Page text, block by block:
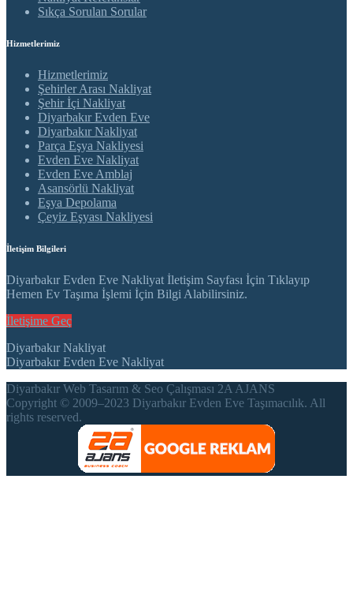
Sıkça Sorulan Sorular
Hizmetlerimiz
Hizmetlerimiz
Şehirler Arası Nakliyat
Şehir İçi Nakliyat
Diyarbakır Evden Eve
Diyarbakır Nakliyat
Parça Eşya Nakliyesi
Evden Eve Nakliyat
Evden Eve Amblaj
Asansörlü Nakliyat
Eşya Depolama
Çeyiz Eşyası Nakliyesi
İletişim Bilgileri
Diyarbakır Evden Eve Nakliyat İletişim Sayfası İçin Tıklayıp
Hemen Ev Taşıma İşlemi İçin Bilgi Alabilirsiniz.
İletişime Geç
Diyarbakır Nakliyat
Diyarbakır Evden Eve Nakliyat
Diyarbakır Web Tasarım & Seo Çalışması 2A AJANS
Copyright © 2009–2023 Diyarbakır Evden Eve Taşımacılık. All
rights reserved.